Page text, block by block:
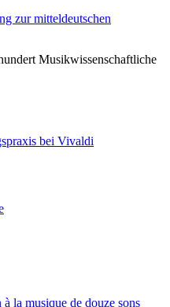
zur mitteldeutschen
Musikwissenschaftliche
bei Vivaldi
la musique de douze sons